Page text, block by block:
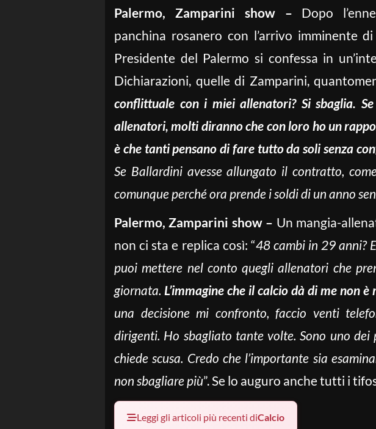
Palermo, Zamparini show – Dopo
panchina rosanero con l’arrivo imminente di
Presidente del Palermo si confessa in
Dichiarazioni, quelle di Zamparini,
conflittuale con i miei allenatori? Si sbaglia.
allenatori, molti diranno che con loro ho un
è che tanti pensano di fare tutto da soli senza
Se Ballardini avesse allungato il contratto,
comunque perché ora prende i soldi di un anno
Palermo, Zamparini show – Un mangia-
non ci sta e replica così: “48 cambi in 29 anni?
puoi mettere nel conto quegli allenatori che
giornata. L’immagine che il calcio dà di me non è
una decisione mi confronto, faccio venti
dirigenti. Ho sbagliato tante volte. Sono uno dei
chiede scusa. Credo che l’importante sia
non sbagliare più”. Se lo auguro anche tutti i
Leggi gli articoli più recenti diCalcio